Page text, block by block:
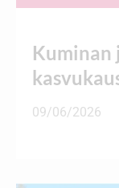
Kuminan
09/06/2026